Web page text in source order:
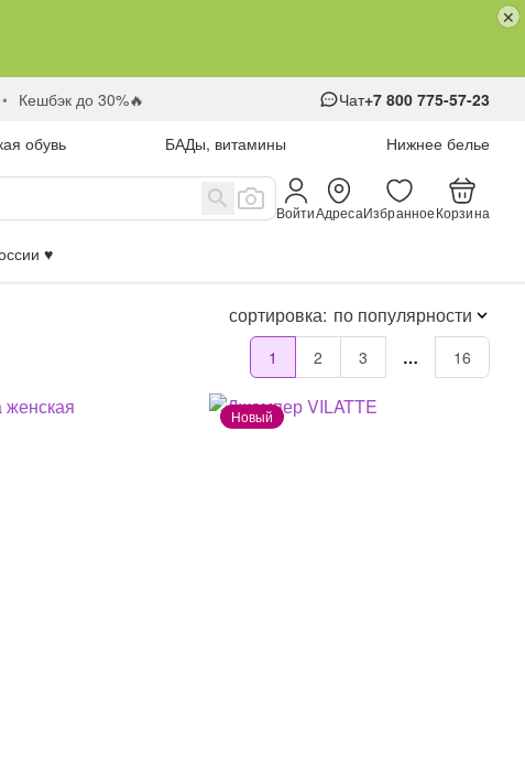
кешбэк до 30%🔥 Чат+7 800 775-57-23
обувь БАДы, витамины Нижнее белье
ВойтиАдресаИзбранноеКорзина
♥️
сортировка: по популярности
1 2 3 … 16